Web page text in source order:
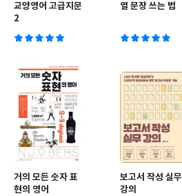
교양영어 고급지문
2
열 문장 쓰는 법
거의 모든 숫자 표
현의 영어
보고서 작성 실무
강의